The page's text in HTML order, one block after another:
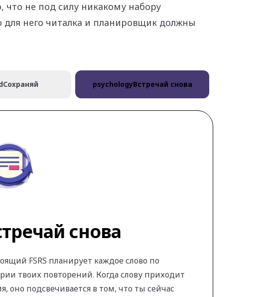
что не под силу никакому набору
для него читалка и планировщик должны
Сохраняй psychologyВстречай снова
снова
FSRS планирует каждое слово по
твоих повторений. Когда слову приходит
оно подсвечивается в том, что ты сейчас